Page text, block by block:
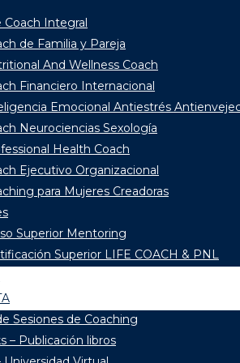
Coach Integral
de Familia y Pareja
And Wellness Coach
Financiero Internacional
Emocional Antiestrés
Neurociencias Sexología
Health Coach
Ejecutivo Organizacional
para Mujeres Creadoras
Superior Mentoring
Superior LIFE COACH & PNL
Sesiones de Coaching
– Publicación libros